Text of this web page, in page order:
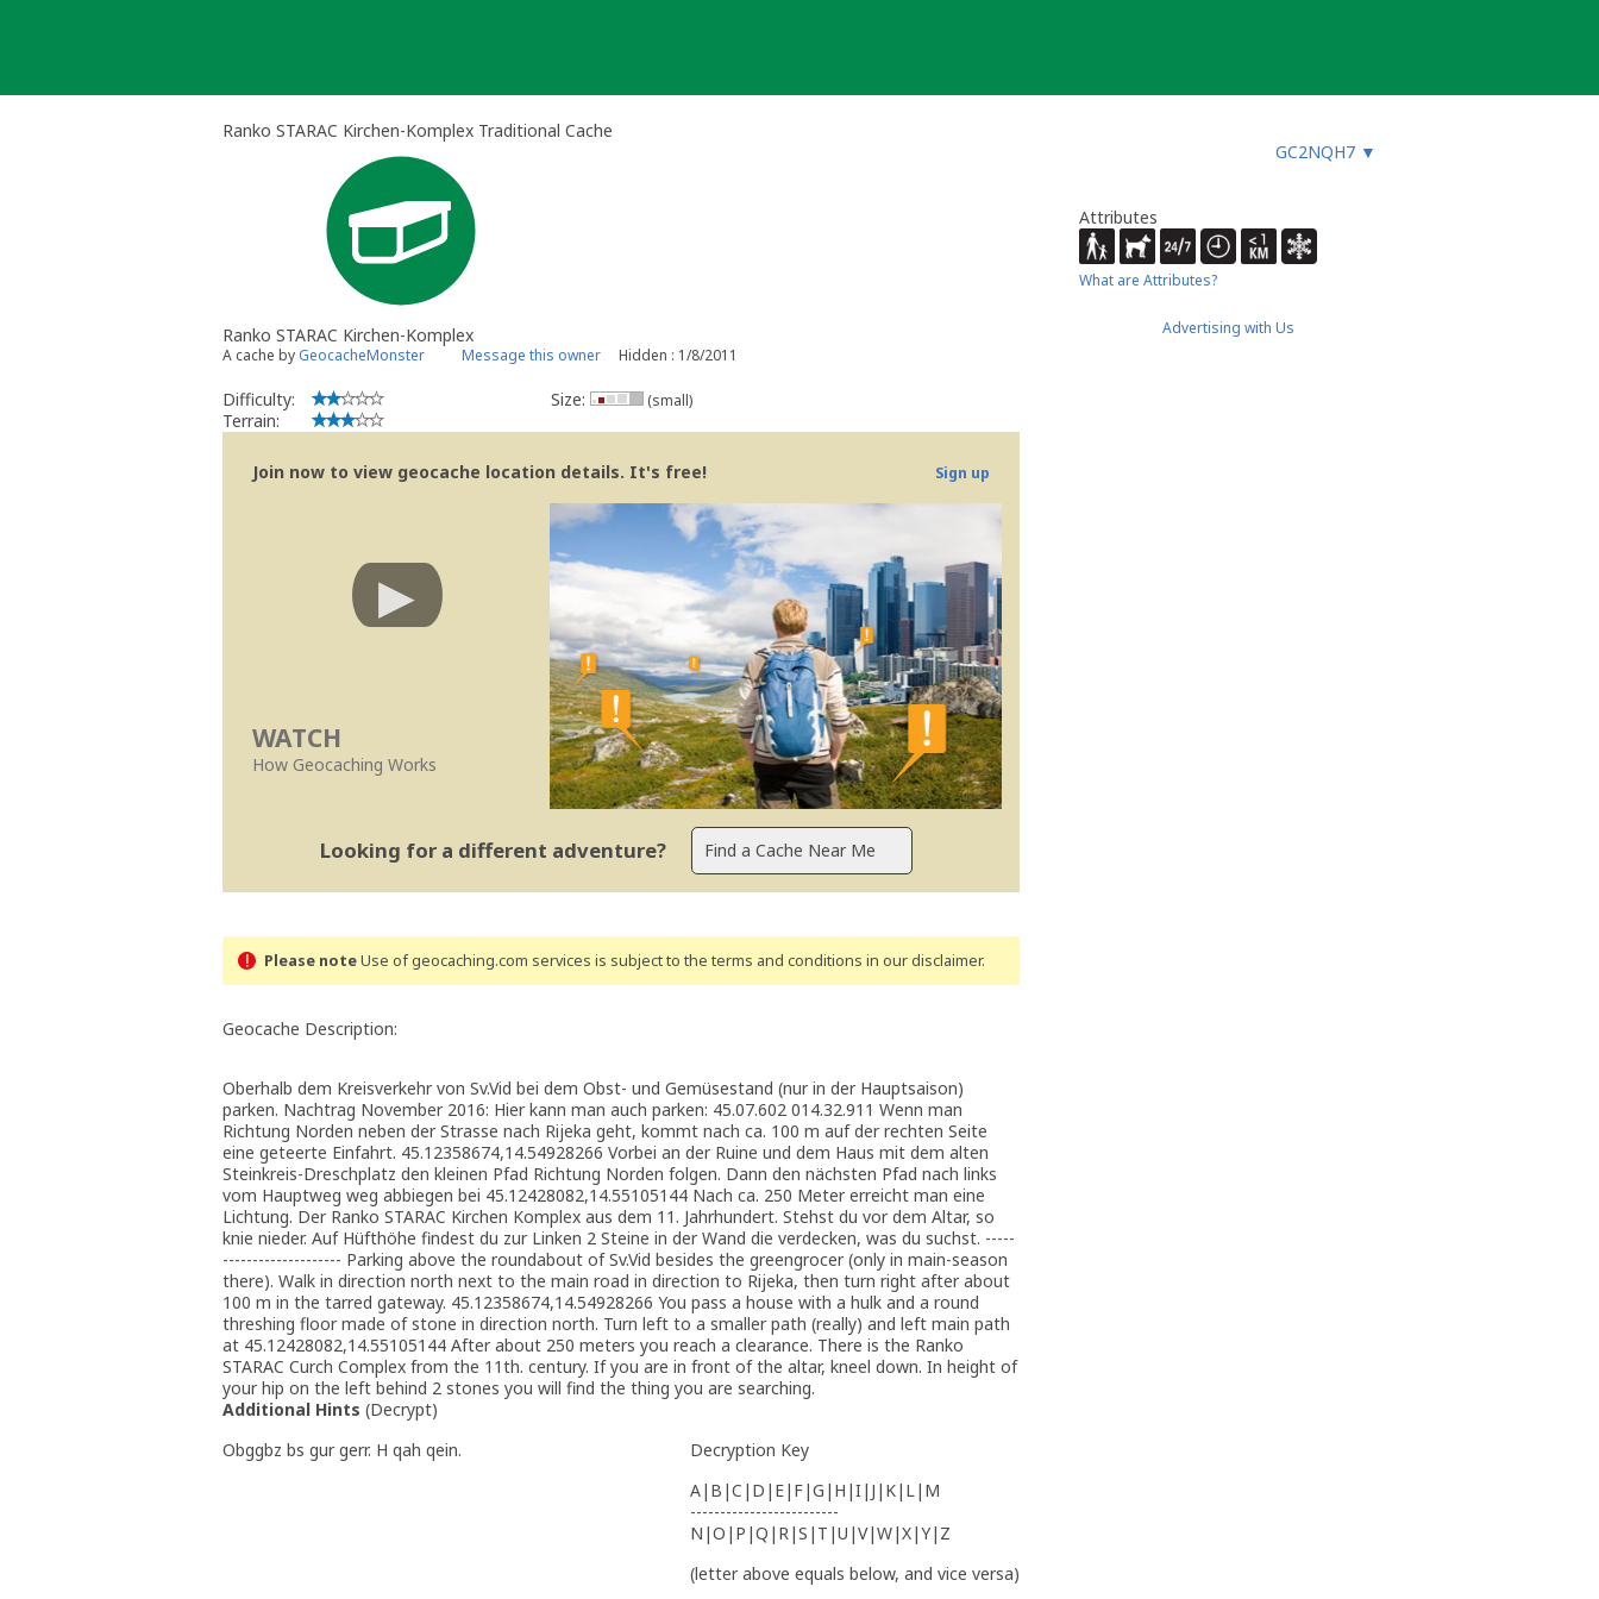
Ranko STARAC Kirchen-Komplex Traditional Cache
GC2NQH7 ▼
Ranko STARAC Kirchen-Komplex
A cache by GeocacheMonster Message this owner Hidden : 1/8/2011
Difficulty:
Terrain:
Size: (small)
Join now to view geocache location details. It's free! Sign up
WATCH
How Geocaching Works
Looking for a different adventure?
Please noteUse of geocaching.com services is subject to the terms and conditions in our disclaimer.
Geocache Description:
Oberhalb dem Kreisverkehr von Sv.Vid bei dem Obst- und Gemüsestand (nur in der Hauptsaison)
parken. Nachtrag November 2016: Hier kann man auch parken: 45.07.602 014.32.911 Wenn man
Richtung Norden neben der Strasse nach Rijeka geht, kommt nach ca. 100 m auf der rechten Seite
eine geteerte Einfahrt. 45.12358674,14.54928266 Vorbei an der Ruine und dem Haus mit dem alten
Steinkreis-Dreschplatz den kleinen Pfad Richtung Norden folgen. Dann den nächsten Pfad nach links
vom Hauptweg weg abbiegen bei 45.12428082,14.55105144 Nach ca. 250 Meter erreicht man eine
Lichtung. Der Ranko STARAC Kirchen Komplex aus dem 11. Jahrhundert. Stehst du vor dem Altar, so
knie nieder. Auf Hüfthöhe findest du zur Linken 2 Steine in der Wand die verdecken, was du suchst. -----
-------------------- Parking above the roundabout of Sv.Vid besides the greengrocer (only in main-season
there). Walk in direction north next to the main road in direction to Rijeka, then turn right after about
100 m in the tarred gateway. 45.12358674,14.54928266 You pass a house with a hulk and a round
threshing floor made of stone in direction north. Turn left to a smaller path (really) and left main path
at 45.12428082,14.55105144 After about 250 meters you reach a clearance. There is the Ranko
STARAC Curch Complex from the 11th. century. If you are in front of the altar, kneel down. In height of
your hip on the left behind 2 stones you will find the thing you are searching.
Additional Hints (Decrypt)
Obggbz bs gur gerr. H qah qein.
Decryption Key
A|B|C|D|E|F|G|H|I|J|K|L|M
-------------------------
N|O|P|Q|R|S|T|U|V|W|X|Y|Z
(letter above equals below, and vice versa)
Attributes
What are Attributes?
Advertising with Us